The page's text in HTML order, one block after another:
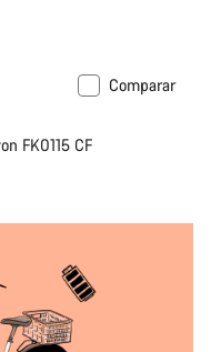
Comparar
FK0115 CF